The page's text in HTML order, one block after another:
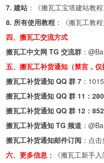
7. 建站 ：《搬瓦工宝塔建站教程
8. 所有使用教程 ：《搬瓦工教
四、搬瓦工交流方式
搬瓦工中文网 TG 交流群 ：
五、搬瓦工补货通知（禁言，仅
搬瓦工补货通知 QQ 群 7 ：
搬瓦工补货通知 QQ 群 11：
搬瓦工补货通知 QQ 群 12：
搬瓦工补货通知 TG 频道 ：
搬瓦工补货通知邮件订阅 ： 点
六、更多信息：
《搬瓦工新手